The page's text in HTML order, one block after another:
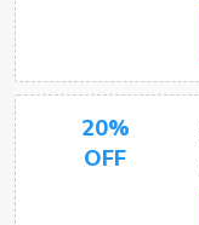
20%
OFF